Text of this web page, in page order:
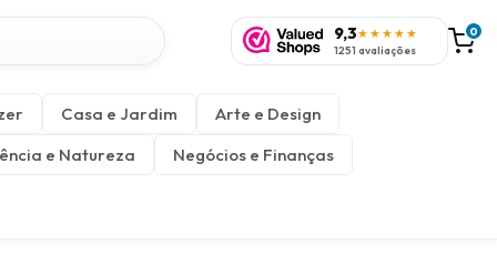
9,3★★★★★
1251 avaliações
0
Casa e Jardim
Arte e Design
e Natureza
Negócios e Finanças